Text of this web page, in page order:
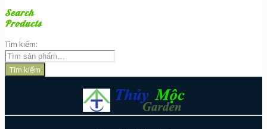
Search
Products
Tìm kiếm:
Tìm kiếm